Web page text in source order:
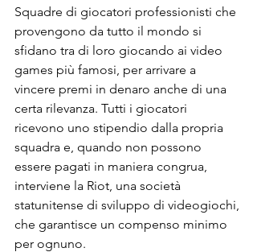
Squadre di giocatori professionisti che
provengono da tutto il mondo si
sfidano tra di loro giocando ai video
games più famosi, per arrivare a
vincere premi in denaro anche di una
certa rilevanza. Tutti i giocatori
ricevono uno stipendio dalla propria
squadra e, quando non possono
essere pagati in maniera congrua,
interviene la Riot, una società
statunitense di sviluppo di videogiochi,
che garantisce un compenso minimo
per ognuno.